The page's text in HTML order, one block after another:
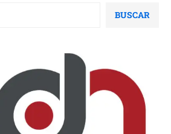
BUSCAR